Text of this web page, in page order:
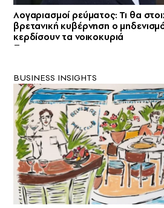
Λογαριασμοί ρεύματος: Τι θα
βρετανική κυβέρνηση ο
κερδίσουν τα νοικοκυριά
BUSINESS INSIGHTS